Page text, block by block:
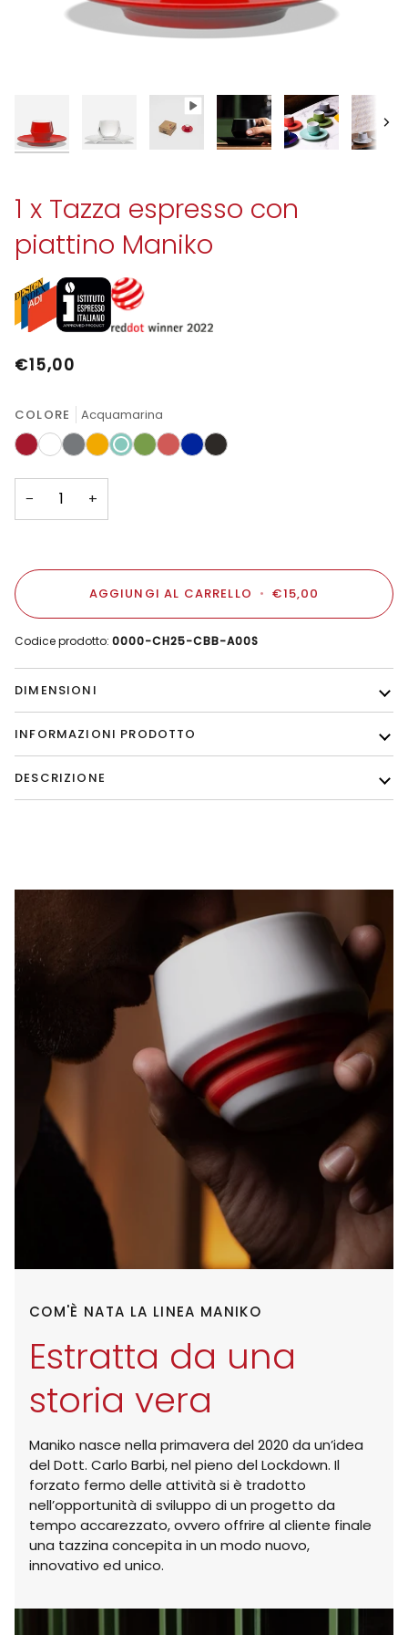
1 x Tazza espresso con
piattino Maniko
€15,00
COLORE Acquamarina
RossoBianco
NickelAmbraAcquamarina
VerdeRosa
Salmone
Blu Nero
Opaco
− +
AGGIUNGI AL CARRELLO • €15,00
Codice prodotto: 0000-CH25-CBB-A00S
DIMENSIONI
INFORMAZIONI PRODOTTO
DESCRIZIONE
COM'È NATA LA LINEA MANIKO
Estratta da una
storia vera
Maniko nasce nella primavera del 2020 da un’idea
del Dott. Carlo Barbi, nel pieno del Lockdown. Il
forzato fermo delle attività si è tradotto
nell’opportunità di sviluppo di un progetto da
tempo accarezzato, ovvero offrire al cliente finale
una tazzina concepita in un modo nuovo,
innovativo ed unico.